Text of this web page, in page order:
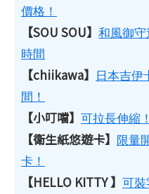
價格！
【SOU SOU】 和風御
時間
【chiikawa】 日本吉伊
間！
【小叮噹】 可拉長伸縮
【衛生紙悠遊卡】 限量
卡！
【HELLO KITTY 】 可裝